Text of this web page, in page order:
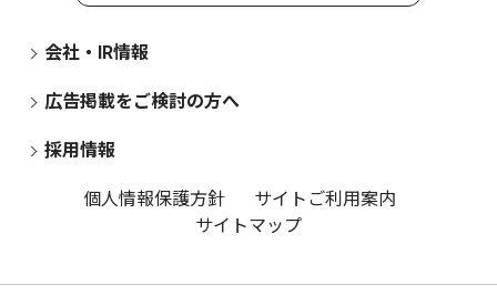
会社・IR情報
広告掲載をご検討の方へ
採用情報
個人情報保護方針
サイトご利用案内
サイトマップ